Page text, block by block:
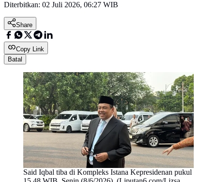
Diterbitkan: 02 Juli 2026, 06:27 WIB
Share
Copy Link
Batal
Said Iqbal tiba di Kompleks Istana Kepresidenan pukul